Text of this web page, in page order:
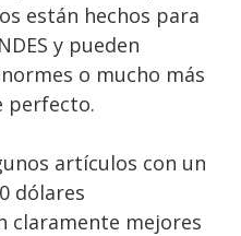
están hechos para
y pueden
o mucho más
perfecto.
artículos con un
dólares
claramente mejores